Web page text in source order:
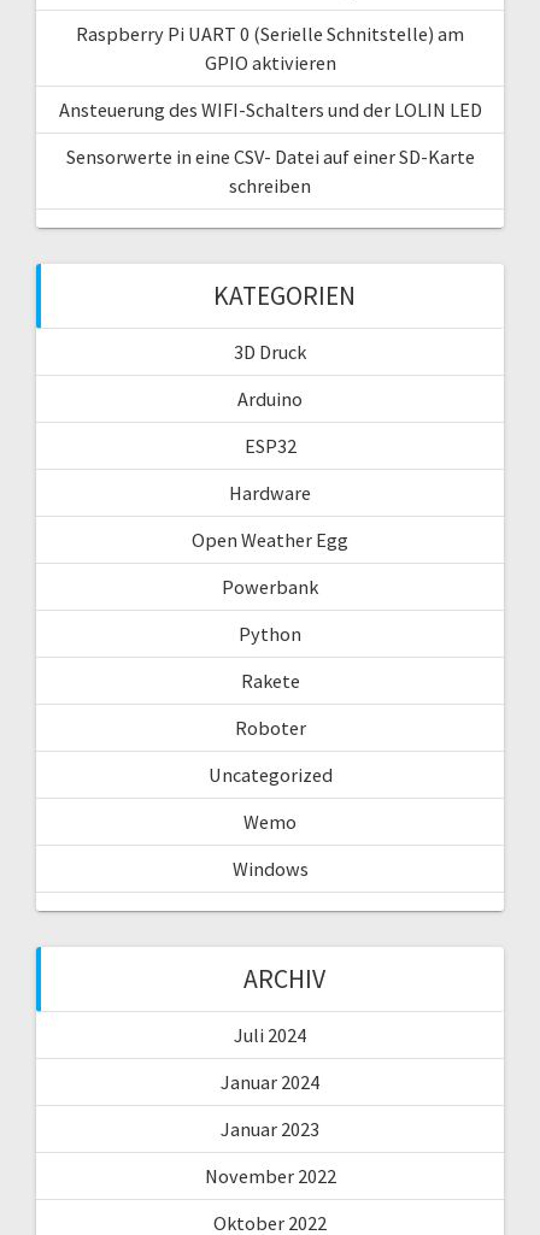
Raspberry Pi UART 0 (Serielle Schnitstelle) am
GPIO aktivieren
Ansteuerung des WIFI-Schalters und der LOLIN LED
Sensorwerte in eine CSV- Datei auf einer SD-Karte
schreiben
KATEGORIEN
3D Druck
Arduino
ESP32
Hardware
Open Weather Egg
Powerbank
Python
Rakete
Roboter
Uncategorized
Wemo
Windows
ARCHIV
Juli 2024
Januar 2024
Januar 2023
November 2022
Oktober 2022